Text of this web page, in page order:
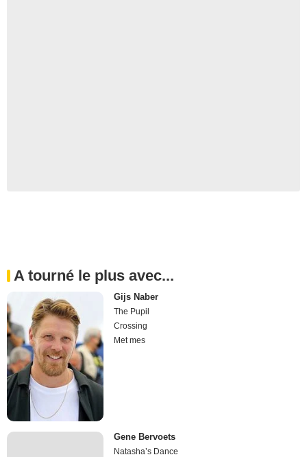
A tourné le plus avec...
Gijs Naber
The Pupil
Crossing
Met mes
Gene Bervoets
Natasha’s Dance